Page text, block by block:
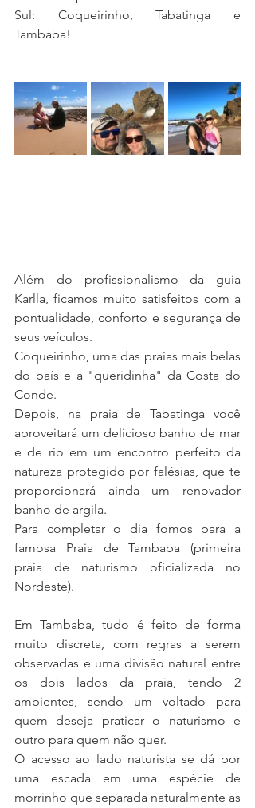
Sul: Coqueirinho, Tabatinga e
Tambaba!
Além do profissionalismo da guia
Karlla, ficamos muito satisfeitos com a
pontualidade, conforto e segurança de
seus veículos.
Coqueirinho, uma das praias mais belas
do país e a "queridinha" da Costa do
Conde.
Depois, na praia de Tabatinga você
aproveitará um delicioso banho de mar
e de rio em um encontro perfeito da
natureza protegido por falésias, que te
proporcionará ainda um renovador
banho de argila.
Para completar o dia fomos para a
famosa Praia de Tambaba (primeira
praia de naturismo oficializada no
Nordeste).
Em Tambaba, tudo é feito de forma
muito discreta, com regras a serem
observadas e uma divisão natural entre
os dois lados da praia, tendo 2
ambientes, sendo um voltado para
quem deseja praticar o naturismo e
outro para quem não quer.
O acesso ao lado naturista se dá por
uma escada em uma espécie de
morrinho que separada naturalmente as